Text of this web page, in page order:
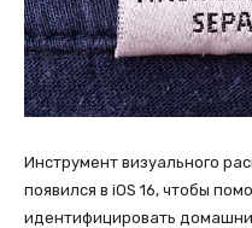
Инструмент визуального
появился в iOS 16, чтобы
идентифицировать